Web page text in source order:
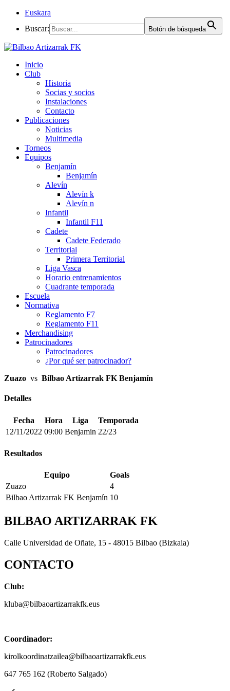
Euskara
Buscar:
Botón de búsqueda
Inicio
Club
Historia
Socias y socios
Instalaciones
Contacto
Publicaciones
Noticias
Multimedia
Torneos
Equipos
Benjamín
Benjamín
Alevín
Alevín k
Alevín n
Infantil
Infantil F11
Cadete
Cadete Federado
Territorial
Primera Territorial
Liga Vasca
Horario entrenamientos
Cuadrante temporada
Escuela
Normativa
Reglamento F7
Reglamento F11
Merchandising
Patrocinadores
Patrocinadores
¿Por qué ser patrocinador?
Zuazo vs Bilbao Artizarrak FK Benjamín
Detalles
Fecha Hora Liga
Temporada
12/11/2022 09:00 Benjamin 22/23
Resultados
Equipo
Goals
Zuazo
4
Bilbao Artizarrak FK Benjamín 10
BILBAO ARTIZARRAK FK
Calle Universidad de Oñate, 15 - 48015 Bilbao (Bizkaia)
CONTACTO
Club:
kluba@bilbaoartizarrakfk.eus
Coordinador:
kirolkoordinatzailea@bilbaoartizarrakfk.eus
647 765 162 (Roberto Salgado)